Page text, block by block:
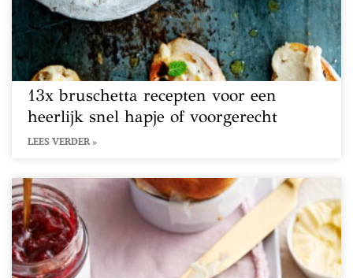
13x bruschetta recepten voor een
heerlijk snel hapje of voorgerecht
LEES VERDER »